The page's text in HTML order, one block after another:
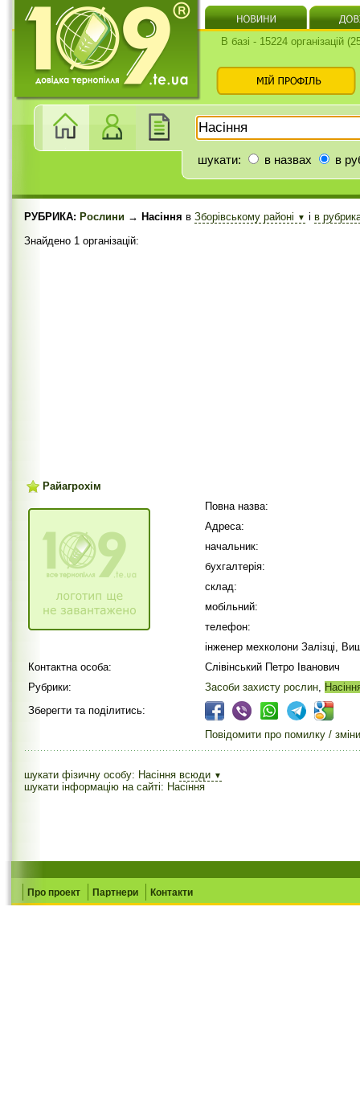
В базі - 15224 організацій
шукати: в назвах в
РУБРИКА: Рослини → Насіння в Зборівському районі ▼ і в
Знайдено 1 організацій:
Райагрохім
Повна назва:
Адреса:
начальник:
бухгалтерія:
склад:
мобільний:
телефон:
інженер мехколони Залізці,
Контактна особа:
Слівінський Петро Іванович
Рубрики:
Засоби захисту рослин,
Зберегти та поділитись:
Повідомити про помилку / зміни
шукати фізичну особу: Насіння всюди ▼
шукати інформацію на сайті: Насіння
Про проект Партнери Контакти